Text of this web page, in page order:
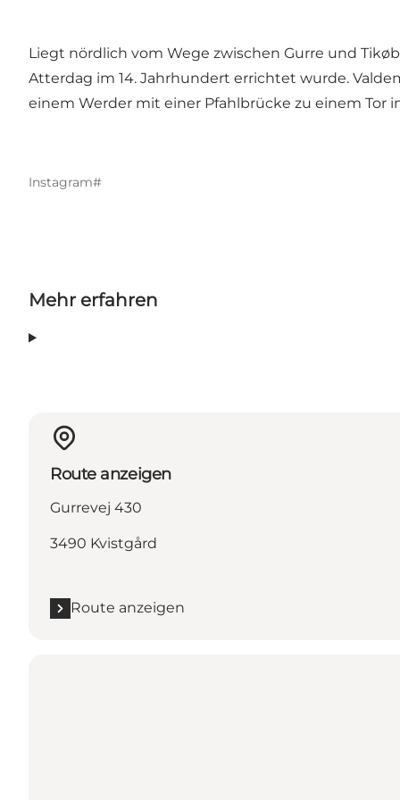
Liegt nördlich vom Wege zwischen Gurre und
Atterdag im 14. Jahrhundert errichtet wurde.
einem Werder mit einer Pfahlbrücke zu einem Tor
Instagram#
Mehr erfahren
Route anzeigen
Gurrevej 430
3490 Kvistgård
Route anzeigen